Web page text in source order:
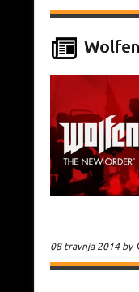
08 travnja 2014 by